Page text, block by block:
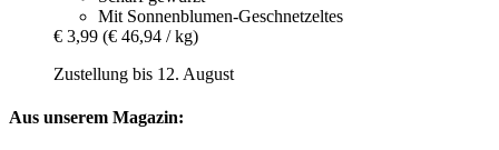
Mit Sonnenblumen-Geschnetzeltes
€ 3,99 (€ 46,94 / kg)
Zustellung bis 12. August
Aus unserem Magazin: